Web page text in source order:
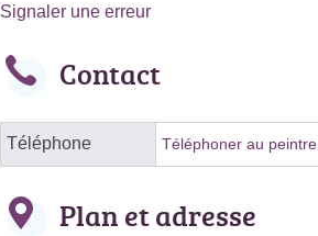
Signaler une erreur
Contact
Téléphone Téléphoner au peintre
Plan et adresse